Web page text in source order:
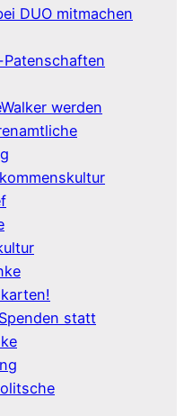
DUO mitmachen
werden
statt